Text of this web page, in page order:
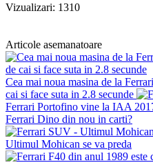
Vizualizari: 1310
Articole asemanatoare
Cea mai noua masina de la
cai si face suta in 2.8 secunde
Ferrari Portofino vine la IAA
Ferrari Dino din nou in carti?
Ultimul Mohican se va preda